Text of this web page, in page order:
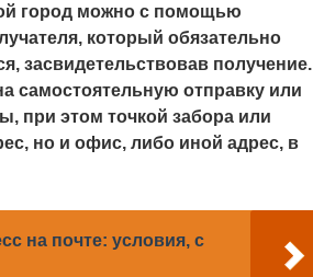
город можно с помощью
который обязательно
засвидетельствовав получение.
самостоятельную отправку или
при этом точкой забора или
но и офис, либо иной адрес, в
на почте: условия, с